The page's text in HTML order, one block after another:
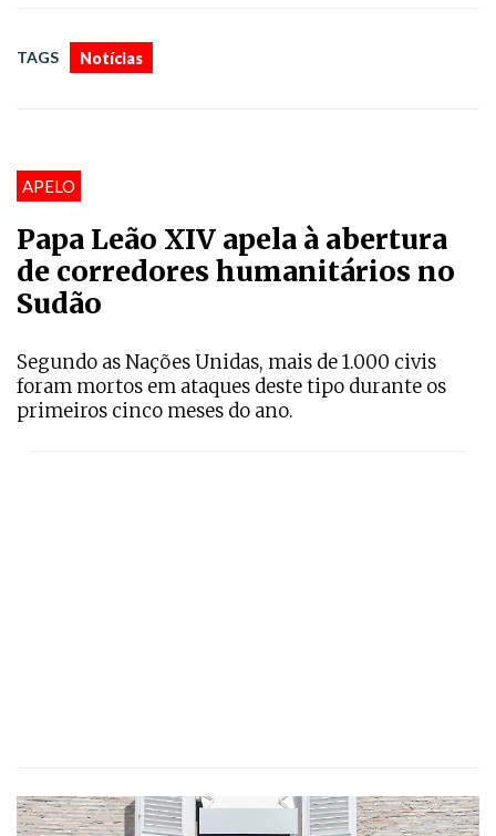
TAGS Notícias
APELO
Papa Leão XIV apela à abertura
de corredores humanitários no
Sudão
Segundo as Nações Unidas, mais de 1.000 civis
foram mortos em ataques deste tipo durante os
primeiros cinco meses do ano.